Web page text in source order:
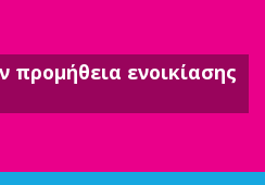
προμήθεια ενοικίασης